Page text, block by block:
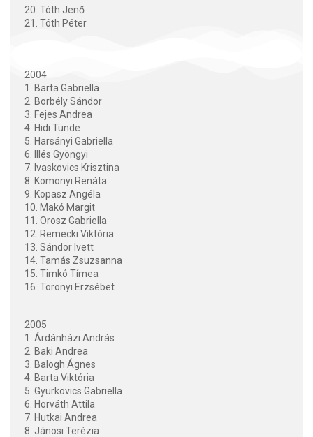
20. Tóth Jenő
21. Tóth Péter
2004
1. Barta Gabriella
2. Borbély Sándor
3. Fejes Andrea
4. Hidi Tünde
5. Harsányi Gabriella
6. Illés Gyöngyi
7. Ivaskovics Krisztina
8. Komonyi Renáta
9. Kopasz Angéla
10. Makó Margit
11. Orosz Gabriella
12. Remecki Viktória
13. Sándor Ivett
14. Tamás Zsuzsanna
15. Timkó Tímea
16. Toronyi Erzsébet
2005
1. Árdánházi András
2. Baki Andrea
3. Balogh Ágnes
4. Barta Viktória
5. Gyurkovics Gabriella
6. Horváth Attila
7. Hutkai Andrea
8. Jánosi Terézia